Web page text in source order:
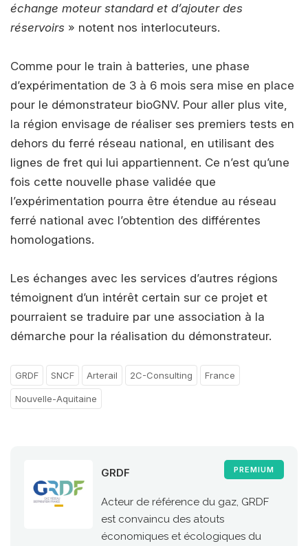
échange moteur standard et d’ajouter des
réservoirs » notent nos interlocuteurs.
Comme pour le train à batteries, une phase
d’expérimentation de 3 à 6 mois sera mise en place
pour le démonstrateur bioGNV. Pour aller plus vite,
la région envisage de réaliser ses premiers tests en
dehors du ferré réseau national, en utilisant des
lignes de fret qui lui appartiennent. Ce n’est qu’une
fois cette nouvelle phase validée que
l’expérimentation pourra être étendue au réseau
ferré national avec l’obtention des différentes
homologations.
Les échanges avec les services d’autres régions
témoignent d’un intérêt certain sur ce projet et
pourraient se traduire par une association à la
démarche pour la réalisation du démonstrateur.
GRDF SNCF Arterail 2C-Consulting France
Nouvelle-Aquitaine
PREMIUM
GRDF
Acteur de référence du gaz, GRDF
est convaincu des atouts
économiques et écologiques du